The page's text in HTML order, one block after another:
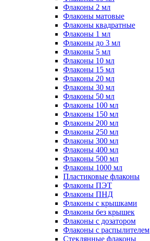
Флаконы 2 мл
Флаконы матовые
Флаконы квадратные
Флаконы 1 мл
Флаконы до 3 мл
Флаконы 5 мл
Флаконы 10 мл
Флаконы 15 мл
Флаконы 20 мл
Флаконы 30 мл
Флаконы 50 мл
Флаконы 100 мл
Флаконы 150 мл
Флаконы 200 мл
Флаконы 250 мл
Флаконы 300 мл
Флаконы 400 мл
Флаконы 500 мл
Флаконы 1000 мл
Пластиковые флаконы
Флаконы ПЭТ
Флаконы ПНД
Флаконы с крышками
Флаконы без крышек
Флаконы с дозатором
Флаконы с распылителем
Стеклянные флаконы